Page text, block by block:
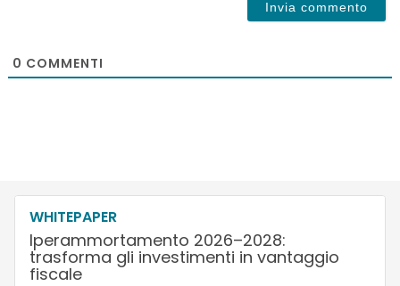
0 COMMENTI
WHITEPAPER
Iperammortamento 2026–2028:
trasforma gli investimenti in vantaggio
fiscale